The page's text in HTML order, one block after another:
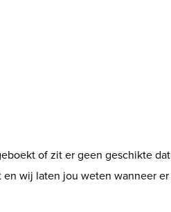
of zit er geen geschikte
wij laten jou weten wanneer